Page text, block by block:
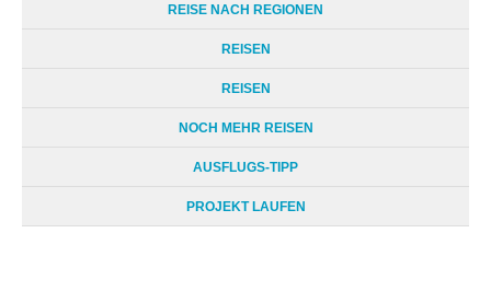
REISE NACH REGIONEN
REISEN
REISEN
NOCH MEHR REISEN
AUSFLUGS-TIPP
PROJEKT LAUFEN